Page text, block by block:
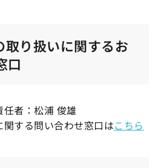
取り扱いに関するお
口
者：松浦 俊雄
する問い合わせ窓口はこちら